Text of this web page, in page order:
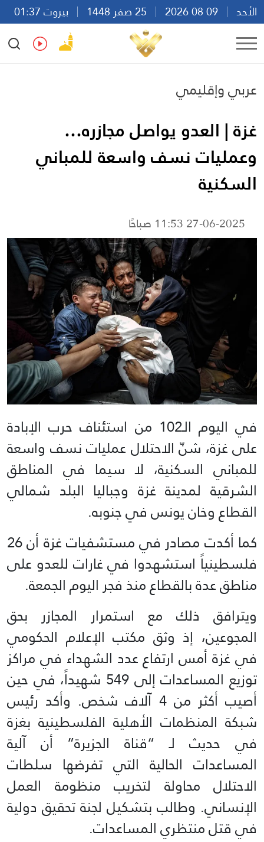
الأحد
بيروت 01:37
Ar
En Fr Es
عربي وإقليمي
غزة | العدو يواصل مجازره…
وعمليات نسف واسعة للمباني
السكنية
27-06-2025 11:53 صباحًا
في اليوم الـ102 من استئناف حرب الإبادة
على غزة، شنّ الاحتلال عمليات نسف واسعة
للمباني السكنية، لا سيما في المناطق
الشرقية لمدينة غزة وجباليا البلد شمالي
القطاع وخان يونس في جنوبه.
كما أكدت مصادر في مستشفيات غزة أن 26
فلسطينياً استشهدوا في غارات للعدو على
مناطق عدة بالقطاع منذ فجر اليوم الجمعة.
ويترافق ذلك مع استمرار المجازر بحق
المجوعين، إذ وثق مكتب الإعلام الحكومي
في غزة أمس ارتفاع عدد الشهداء في مراكز
توزيع المساعدات إلى 549 شهيداً، في حين
أصيب أكثر من 4 آلاف شخص. وأكد رئيس
شبكة المنظمات الأهلية الفلسطينية بغزة
في حديث لـ “قناة الجزيرة” أن آلية
المساعدات الحالية التي تفرضها سلطات
الاحتلال محاولة لتخريب منظومة العمل
الإنساني. وطالب بتشكيل لجنة تحقيق دولية
في قتل منتظري المساعدات.